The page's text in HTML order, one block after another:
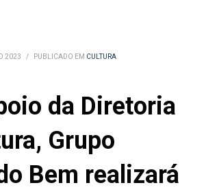
2023 / PUBLICADO EM CULTURA
da Diretoria
Grupo
Bem realizará